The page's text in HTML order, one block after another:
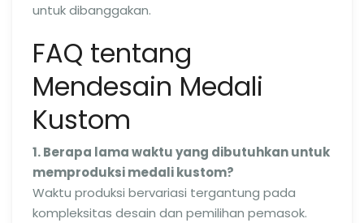
untuk dibanggakan.
FAQ tentang
Mendesain Medali
Kustom
1. Berapa lama waktu yang dibutuhkan untuk
memproduksi medali kustom?
Waktu produksi bervariasi tergantung pada
kompleksitas desain dan pemilihan pemasok.